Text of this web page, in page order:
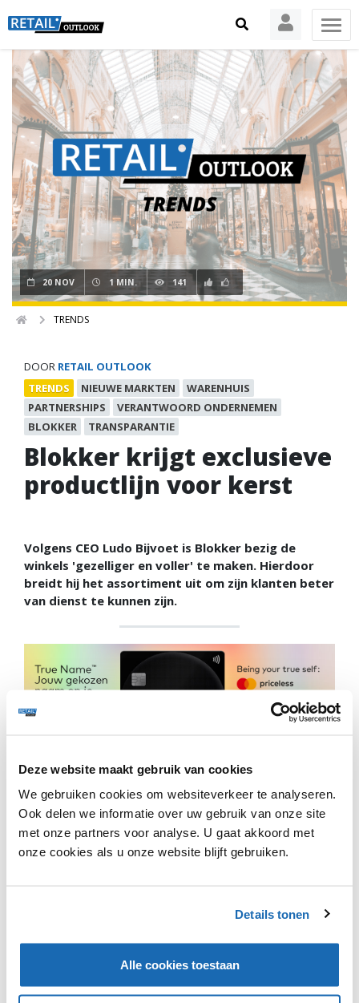
Deze website maakt gebruik van cookies
We gebruiken cookies om websiteverkeer te analyseren.
Ook delen we informatie over uw gebruik van onze site
met onze partners voor analyse. U gaat akkoord met
onze cookies als u onze website blijft gebruiken.
Details tonen
Alle cookies toestaan
20 NOV 1 MIN. 141
TRENDS
DOOR RETAIL OUTLOOK
TRENDS
NIEUWE MARKTEN
WARENHUIS
PARTNERSHIPS
VERANTWOORD ONDERNEMEN
BLOKKER
TRANSPARANTIE
Blokker krijgt exclusieve
productlijn voor kerst
Volgens CEO Ludo Bijvoet is Blokker bezig de
winkels 'gezelliger en voller' te maken. Hierdoor
breidt hij het assortiment uit om zijn klanten beter
van dienst te kunnen zijn.
In de aanloop naar kerst is Blokker een samenwerking
Khing. Hij ontwierp voor Blokker een productlijn die
bestaat uit onder andere schaaltjes, kussentjes en
opbergblikken. Blokker richt zich ook op de
kerstkaarten- en zegels. Kerstkaarten kunnen in een